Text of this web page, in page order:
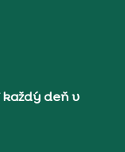
každý deň v